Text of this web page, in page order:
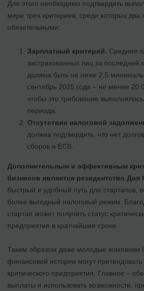
Для этого необходимо подтвердить
мере трех критериев, среди которых два
обязательными:
Зарплатный критерий. Средняя
застрахованных лиц за последний
должна быть не ниже 2,5
сентябрь 2025 года – не менее 20
чтобы это требование
периода.
Отсутствие налоговой
должна подтвердить, что нет
сборов и ЕСВ.
Дополнительным и эффективным
бизнесов является резидентство Дия
быстрый и удобный путь для стартапов,
более выгодный налоговый режим.
стартап может получить статус
предприятия в кратчайшие сроки.
Таким образом даже молодые компании
финансовой истории могут претендовать
критического предприятия. Главное –
выплаты и использовать возможности,